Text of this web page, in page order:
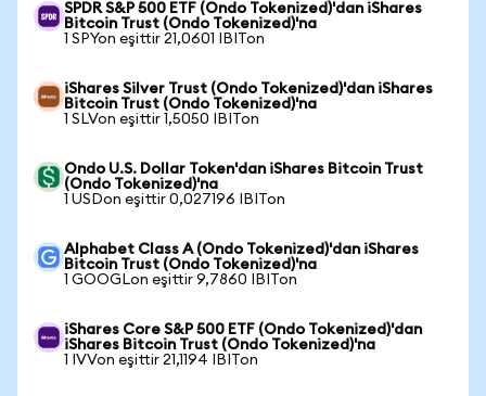
SPDR S&P 500 ETF (Ondo Tokenized)'dan iShares
Bitcoin Trust (Ondo Tokenized)'na
1 SPYon eşittir 21,0601 IBITon
iShares Silver Trust (Ondo Tokenized)'dan iShares
Bitcoin Trust (Ondo Tokenized)'na
1 SLVon eşittir 1,5050 IBITon
Ondo U.S. Dollar Token'dan iShares Bitcoin Trust
(Ondo Tokenized)'na
1 USDon eşittir 0,027196 IBITon
Alphabet Class A (Ondo Tokenized)'dan iShares
Bitcoin Trust (Ondo Tokenized)'na
1 GOOGLon eşittir 9,7860 IBITon
iShares Core S&P 500 ETF (Ondo Tokenized)'dan
iShares Bitcoin Trust (Ondo Tokenized)'na
1 IVVon eşittir 21,1194 IBITon